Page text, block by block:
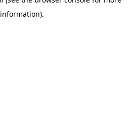
information).